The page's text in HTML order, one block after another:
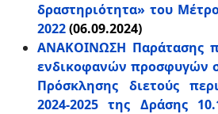
δραστηριότητα» του
2022(06.09.2024)
ΑΝΑΚΟΙΝΩΣΗ Παράτασης
ενδικοφανών προσφυγών
Πρόσκλησης διετούς
2024-2025 της Δράσης